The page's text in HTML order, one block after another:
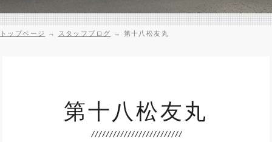
トップページ → スタッフブログ → 第十八松友丸
第十八松友丸